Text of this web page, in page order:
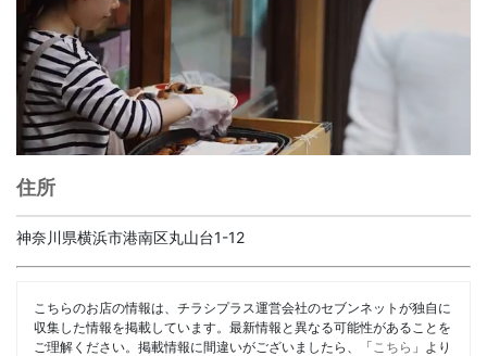
住所
神奈川県横浜市港南区丸山台1-12
こちらのお店の情報は、チラシプラス運営会社のセブンネットが独自に
収集した情報を掲載しています。最新情報と異なる可能性があることを
ご理解ください。掲載情報に間違いがございましたら、「 こちら 」より